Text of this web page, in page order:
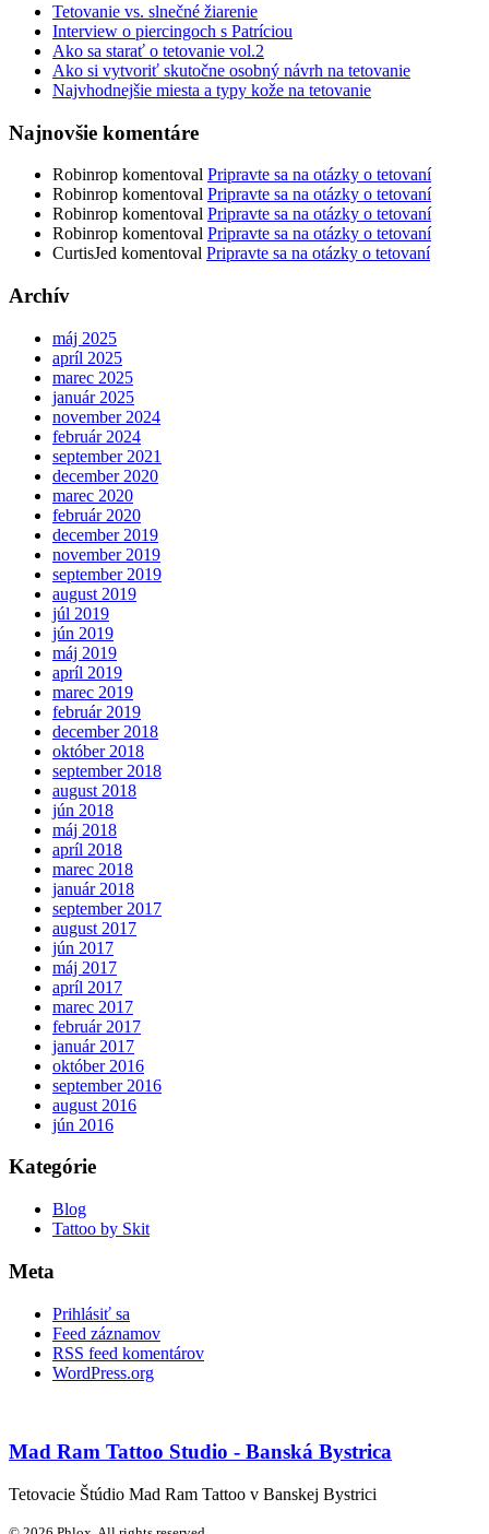
Tetovanie vs. slnečné žiarenie
Interview o piercingoch s Patríciou
Ako sa starať o tetovanie vol.2
Ako si vytvoriť skutočne osobný návrh na tetovanie
Najvhodnejšie miesta a typy kože na tetovanie
Najnovšie komentáre
Robinrop komentoval Pripravte sa na otázky o tetovaní
Robinrop komentoval Pripravte sa na otázky o tetovaní
Robinrop komentoval Pripravte sa na otázky o tetovaní
Robinrop komentoval Pripravte sa na otázky o tetovaní
CurtisJed komentoval Pripravte sa na otázky o tetovaní
Archív
máj 2025
apríl 2025
marec 2025
január 2025
november 2024
február 2024
september 2021
december 2020
marec 2020
február 2020
december 2019
november 2019
september 2019
august 2019
júl 2019
jún 2019
máj 2019
apríl 2019
marec 2019
február 2019
december 2018
október 2018
september 2018
august 2018
jún 2018
máj 2018
apríl 2018
marec 2018
január 2018
september 2017
august 2017
jún 2017
máj 2017
apríl 2017
marec 2017
február 2017
január 2017
október 2016
september 2016
august 2016
jún 2016
Kategórie
Blog
Tattoo by Skit
Meta
Prihlásiť sa
Feed záznamov
RSS feed komentárov
WordPress.org
Mad Ram Tattoo Studio - Banská Bystrica
Tetovacie Štúdio Mad Ram Tattoo v Banskej Bystrici